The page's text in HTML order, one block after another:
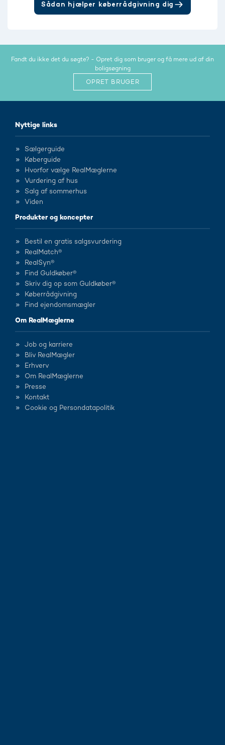
Sådan hjælper køberrådgivning dig
Fandt du ikke det du søgte? - Opret dig som bruger og få mere ud af din
boligsøgning
OPRET BRUGER
Nyttige links
Sælgerguide
Køberguide
Hvorfor vælge RealMæglerne
Vurdering af hus
Salg af sommerhus
Viden
Produkter og koncepter
Bestil en gratis salgsvurdering
RealMatch®
RealSyn®
Find Guldkøber®
Skriv dig op som Guldkøber®
Køberrådgivning
Find ejendomsmægler
Om RealMæglerne
Job og karriere
Bliv RealMægler
Erhverv
Om RealMæglerne
Presse
Kontakt
Cookie og Persondatapolitik